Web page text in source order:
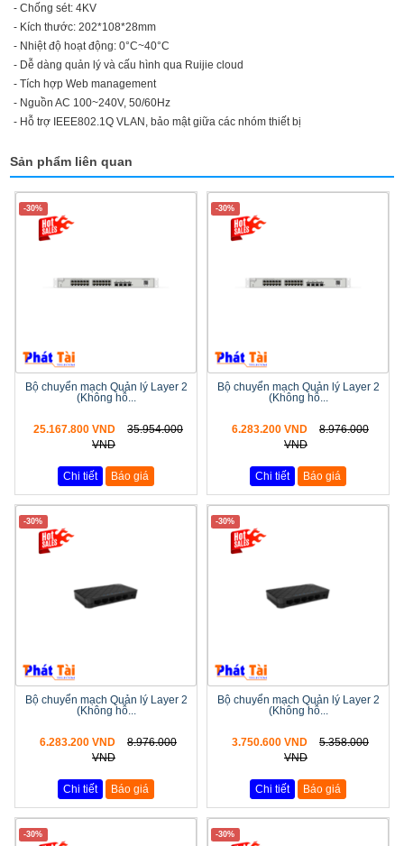
- Chống sét: 4KV
- Kích thước: 202*108*28mm
- Nhiệt độ hoạt động: 0°C~40°C
- Dễ dàng quản lý và cấu hình qua Ruijie cloud
- Tích hợp Web management
- Nguồn AC 100~240V, 50/60Hz
- Hỗ trợ IEEE802.1Q VLAN, bảo mật giữa các nhóm thiết bị
Sản phẩm liên quan
-30%
Bộ chuyển mạch Quản lý Layer 2
(Không hỗ...
25.167.800 VND
35.954.000
VND
Chi tiết Báo giá
-30%
Bộ chuyển mạch Quản lý Layer 2
(Không hỗ...
6.283.200 VND
8.976.000
VND
Chi tiết Báo giá
-30%
Bộ chuyển mạch Quản lý Layer 2
(Không hỗ...
6.283.200 VND
8.976.000
VND
Chi tiết Báo giá
-30%
Bộ chuyển mạch Quản lý Layer 2
(Không hỗ...
3.750.600 VND
5.358.000
VND
Chi tiết Báo giá
-30% -30%